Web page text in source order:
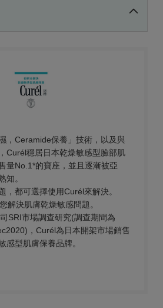
，Ceramide保養」技術，以及與
Curél穩居日本乾燥敏感型臉部肌
量No.1*的寶座，並且逐漸被亞
知。
，都可選擇使用Curél來解決。
解決肌膚乾燥敏感問題。
SRI市場調查研究(調查期間為
，Curél為日本開架市場銷售
感型肌膚保養品牌。